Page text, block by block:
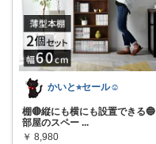
かいと⭐︎セール☺️
棚🔴縦にも横にも設置できる🔵
部屋のスペー ...
￥ 8,980